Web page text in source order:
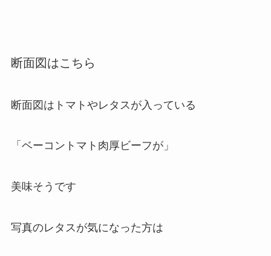
断面図はこちら
断面図はトマトやレタスが入っている
「ベーコントマト肉厚ビーフが」
美味そうです
写真のレタスが気になった方は